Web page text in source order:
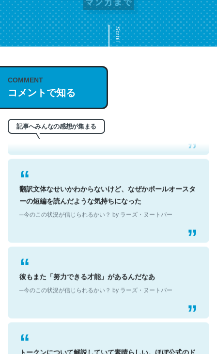
Scroll
COMMENT
コメントで知る
記事へみんなの感想が集まる
これは名文。彼はとてもクレバーなんだろうなと凄く思
う。英語少しでも読める人は原文もお勧め。自分はこの流
れ好き。Let’s Fucking Go. Then Covid hit. Shit.
─今のこの状況が信じられるかい？ by ラーズ・ヌートバー
ーの短編を読んだような気持ちになった